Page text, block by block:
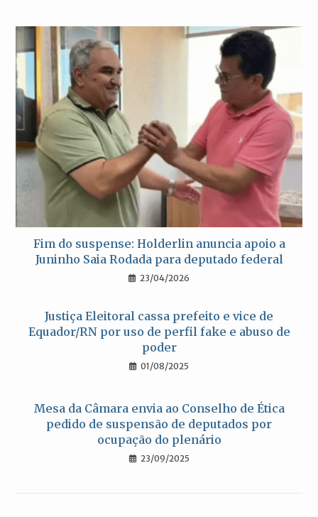
Fim do suspense: Holderlin anuncia apoio a
Juninho Saia Rodada para deputado federal
23/04/2026
Justiça Eleitoral cassa prefeito e vice de
Equador/RN por uso de perfil fake e abuso de
poder
01/08/2025
Mesa da Câmara envia ao Conselho de Ética
pedido de suspensão de deputados por
ocupação do plenário
23/09/2025